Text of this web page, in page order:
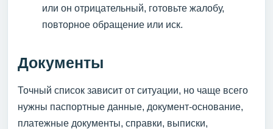
или он отрицательный, готовьте жалобу,
повторное обращение или иск.
Документы
Точный список зависит от ситуации, но чаще всего
нужны паспортные данные, документ-основание,
платежные документы, справки, выписки,